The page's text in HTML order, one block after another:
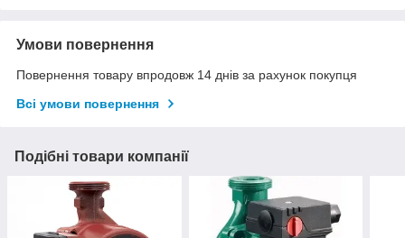
Умови повернення
Повернення товару впродовж 14 днів за рахунок покупця
Всі умови повернення
Подібні товари компанії